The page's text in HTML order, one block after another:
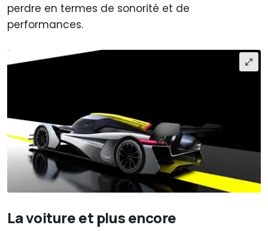
perdre en termes de sonorité et de
performances.
La voiture et plus encore